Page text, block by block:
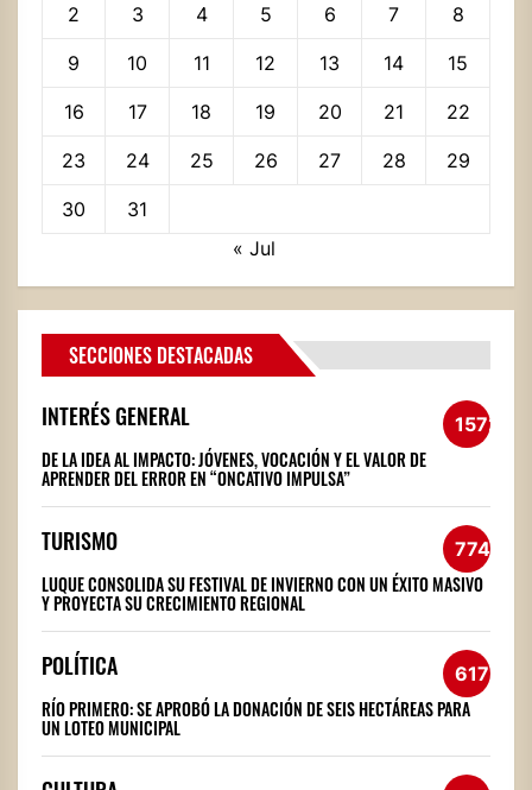
2 3 4 5 6 7 8
9 10 11 12 13 14 15
16 17 18 19 20 21 22
23 24 25 26 27 28 29
30
31
« Jul
SECCIONES DESTACADAS
INTERÉS GENERAL 1572
DE LA IDEA AL IMPACTO: JÓVENES, VOCACIÓN Y EL VALOR DE
APRENDER DEL ERROR EN “ONCATIVO IMPULSA”
TURISMO 774
LUQUE CONSOLIDA SU FESTIVAL DE INVIERNO CON UN ÉXITO MASIVO
Y PROYECTA SU CRECIMIENTO REGIONAL
POLÍTICA 617
RÍO PRIMERO: SE APROBÓ LA DONACIÓN DE SEIS HECTÁREAS PARA
UN LOTEO MUNICIPAL